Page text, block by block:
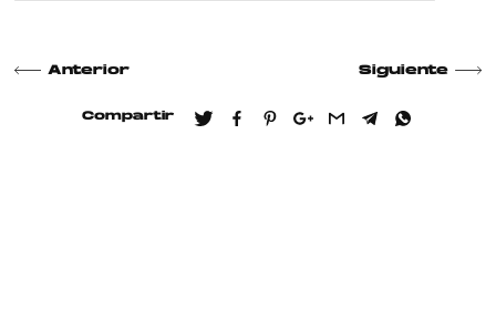
Anterior Siguiente
Compartir